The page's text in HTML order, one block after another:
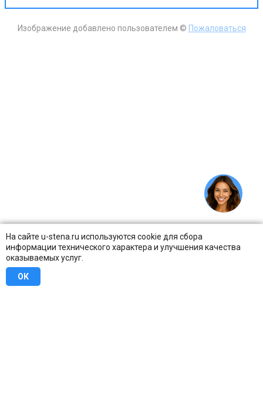
На сайте u-stena.ru используются cookie для сбора
информации технического характера и улучшения качества
оказываемых услуг.
ОК
Изображение добавлено пользователем © Пожаловаться